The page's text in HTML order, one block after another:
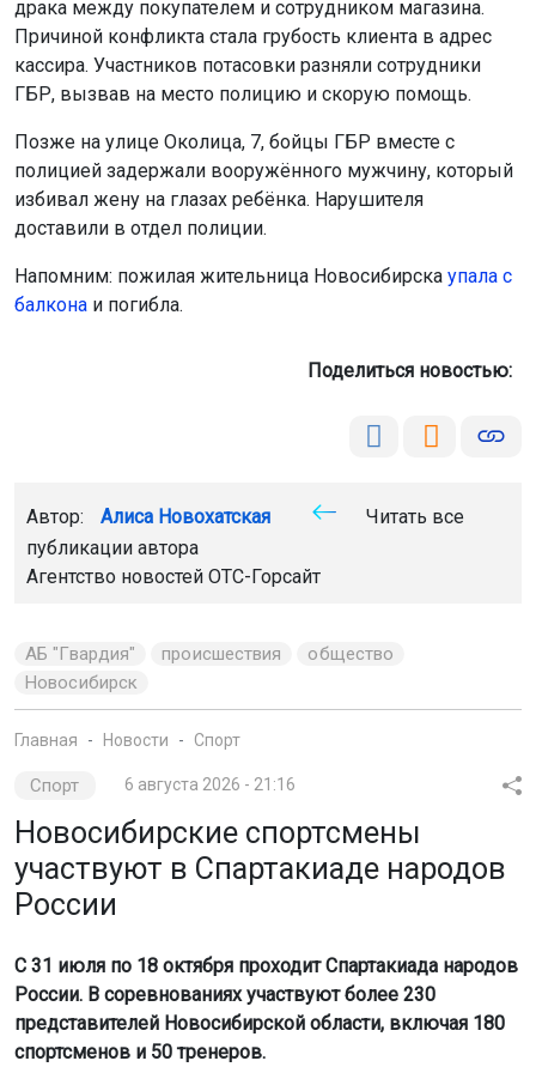
минспорт спорт Спартакиада
Новосибирская
область
Авто 6 августа 2026 - 20:59
Двое детей пострадали в ДТП с
области
области произошло ДТП с участием
области, водитель питбайка не справился с
управлением на нерегулируемом перекрёстке в
Тогучине. При повороте налево он столкнулся с
В результате аварии оба подростка получили травмы
различной степени тяжести.
За семь месяцев произошло 26 подобных ДТП, 26